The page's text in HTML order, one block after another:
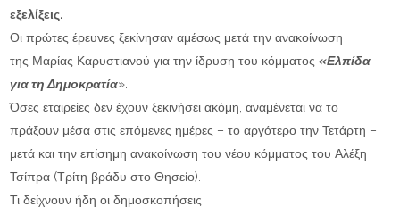
εξελίξεις.
Οι πρώτες έρευνες ξεκίνησαν αμέσως μετά την ανακοίνωση
της Μαρίας Καρυστιανού για την ίδρυση του κόμματος«Ελπίδα
για τη Δημοκρατία».
Όσες εταιρείες δεν έχουν ξεκινήσει ακόμη, αναμένεται να το
πράξουν μέσα στις επόμενες ημέρες – το αργότερο τηνΤετάρτη –
μετά και την επίσημη ανακοίνωση του νέου κόμματος τουΑλέξη
Τσίπρα (Τρίτη βράδυ στο Θησείο).
Τι δείχνουν ήδη οι δημοσκοπήσεις